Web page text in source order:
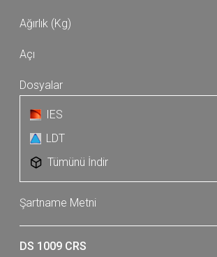
IES
LDT
Tümünü İndir
DS 1009 CRS